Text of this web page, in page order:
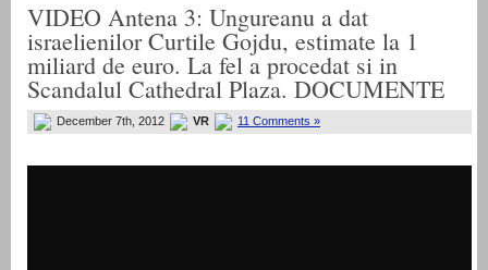
VIDEO Antena 3: Ungureanu a dat
israelienilor Curtile Gojdu, estimate la 1
miliard de euro. La fel a procedat si in
Scandalul Cathedral Plaza. DOCUMENTE
December 7th, 2012 VR 11 Comments »